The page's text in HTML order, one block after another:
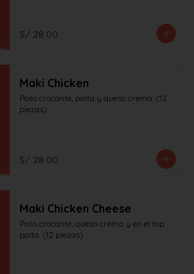
S/ 28.00
Maki Chicken
Pollo crocante, palta y queso crema. (12
piezas)
S/ 28.00
Maki Chicken Cheese
Pollo crocante, queso crema y en el top
palta. (12 piezas)